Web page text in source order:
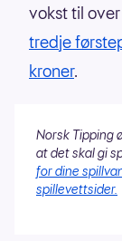
vokst til
tredje
kroner.
Norsk Tipping
at det skal gi
for dine
spillevettsider.